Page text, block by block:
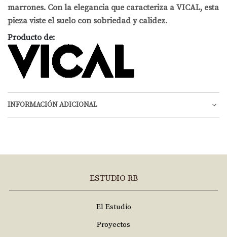
marrones. Con la elegancia que caracteriza a VICAL, esta
pieza viste el suelo con sobriedad y calidez.
Producto de:
INFORMACIÓN ADICIONAL
ESTUDIO RB
El Estudio
Proyectos